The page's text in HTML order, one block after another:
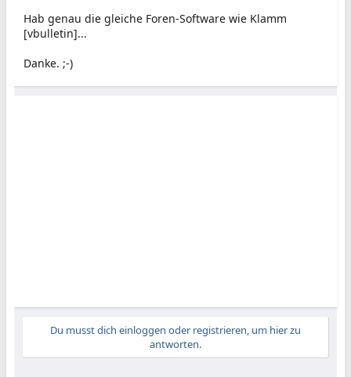
Hab genau die gleiche Foren-Software wie Klamm
[vbulletin]...
Danke. ;-)
Du musst dich einloggen oder registrieren, um hier zu
antworten.